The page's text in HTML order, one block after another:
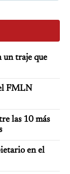
un traje que
FMLN
las 10 más
en el